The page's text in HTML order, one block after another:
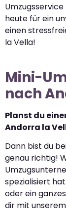
heute für ein
einen
la Vella!
Mini-
nach
Planst du
Andorra la
Dann bist du
genau richtig!
spezialisiert
oder ein
dir mit